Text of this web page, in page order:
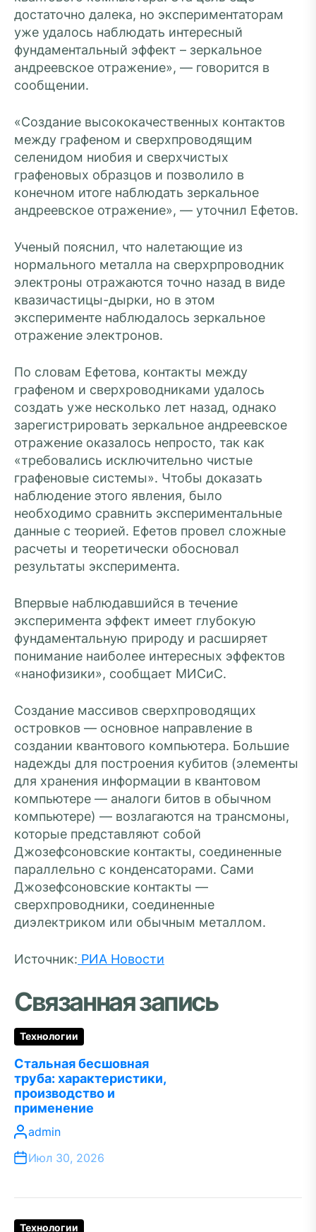
достаточно далека, но экспериментаторам
уже удалось наблюдать интересный
фундаментальный эффект – зеркальное
андреевское отражение», — говорится в
сообщении.
«Создание высококачественных контактов
между графеном и сверхпроводящим
селенидом ниобия и сверхчистых
графеновых образцов и позволило в
конечном итоге наблюдать зеркальное
андреевское отражение», — уточнил Ефетов.
Ученый пояснил, что налетающие из
нормального металла на сверхрпроводник
электроны отражаются точно назад в виде
квазичастицы-дырки, но в этом
эксперименте наблюдалось зеркальное
отражение электронов.
По словам Ефетова, контакты между
графеном и сверхроводниками удалось
создать уже несколько лет назад, однако
зарегистрировать зеркальное андреевское
отражение оказалось непросто, так как
«требовались исключительно чистые
графеновые системы». Чтобы доказать
наблюдение этого явления, было
необходимо сравнить экспериментальные
данные с теорией. Ефетов провел сложные
расчеты и теоретически обосновал
результаты эксперимента.
Впервые наблюдавшийся в течение
эксперимента эффект имеет глубокую
фундаментальную природу и расширяет
понимание наиболее интересных эффектов
«нанофизики», сообщает МИСиС.
Создание массивов сверхпроводящих
островков — основное направление в
создании квантового компьютера. Большие
надежды для построения кубитов (элементы
для хранения информации в квантовом
компьютере — аналоги битов в обычном
компьютере) — возлагаются на трансмоны,
которые представляют собой
Джозефсоновские контакты, соединенные
параллельно с конденсаторами. Сами
Джозефсоновские контакты —
сверхпроводники, соединенные
диэлектриком или обычным металлом.
Источник: РИА Новости
Связанная запись
Технологии
Стальная бесшовная
труба: характеристики,
производство и
применение
admin
Июл 30, 2026
Технологии